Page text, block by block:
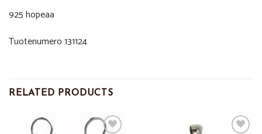
925 hopeaa
Tuotenumero 131124
RELATED PRODUCTS